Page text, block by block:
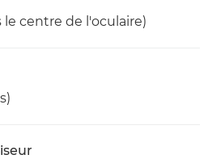
le centre de l'oculaire)